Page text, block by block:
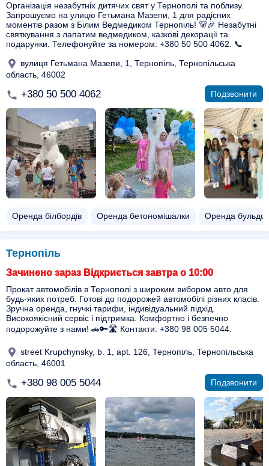
Організація незабутніх дитячих свят у Тернополі та поблизу.
Запрошуємо на улицю Гетьмана Мазепи, 1 для радісних
моментів разом з Білим Ведмедиком Тернопіль! 🐻🎉 Незабутні
святкування з лапатим ведмедиком, казкові декорації та
подарунки. Телефонуйте за номером: +380 50 500 4062. 📞
вулиця Гетьмана Мазепи, 1, Тернопіль, Тернопільська
область, 46002
+380 50 500 4062 Подзвонити
Оренда білбордів Оренда бетономішалки Оренда
Тернопіль
Зачинено зараз Відкриється завтра о 10:00
Прокат автомобілів в Тернополі з широким вибором авто для
будь-яких потреб. Готові до подорожей автомобілі різних класів.
Зручна оренда, гнучкі тарифи, індивідуальний підхід.
Високоякісний сервіс і підтримка. Комфортно і безпечно
подорожуйте з нами! 🚗🔑🛣️ Контакти: +380 98 005 5044.
street Krupchynsky, b. 1, apt. 126, Тернопіль, Тернопільська
область, 46001
+380 98 005 5044 Подзвонити